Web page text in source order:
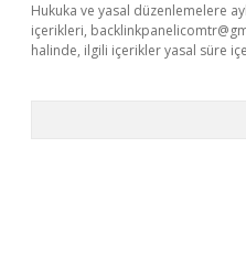
Hukuka ve yasal düzenlemelere
içerikleri,
halinde, ilgili içerikler yasal süre